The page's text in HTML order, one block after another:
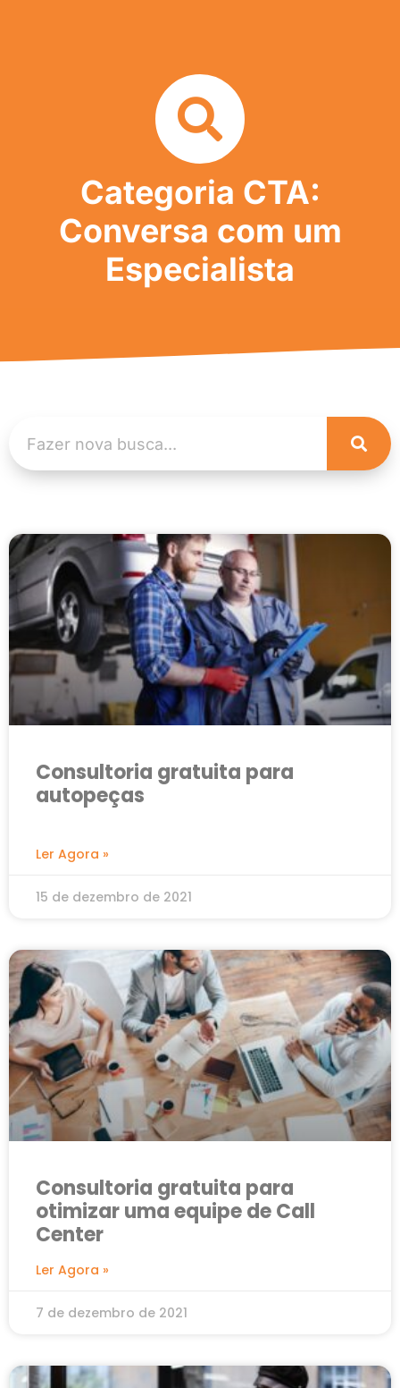
Categoria CTA:
Conversa com um
Especialista
Consultoria gratuita para
autopeças
Ler Agora »
15 de dezembro de 2021
Consultoria gratuita para
otimizar uma equipe de Call
Center
Ler Agora »
7 de dezembro de 2021